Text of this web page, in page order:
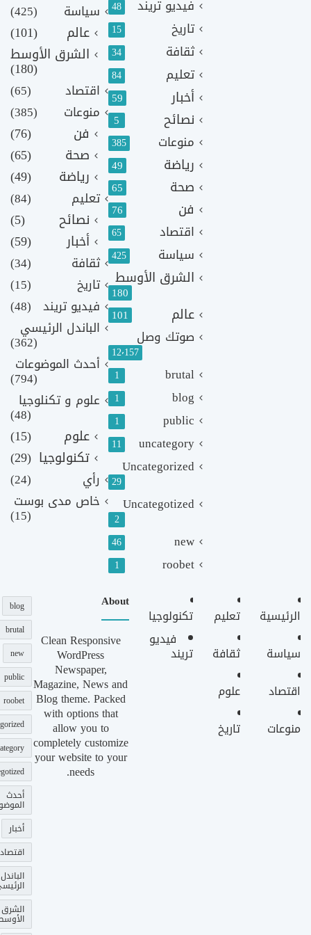
فيديو تريند 48
تاريخ 15
ثقافة 34
تعليم 84
أخبار 59
نصائح 5
منوعات 385
رياضة 49
صحة 65
فن 76
اقتصاد 65
سياسة 425
الشرق الأوسط
180
عالم 101
صوتك وصل
12٬157
brutal
1
blog
1
public
1
uncategory
11
Uncategorized
29
Uncategotized
2
new
46
roobet
1
سياسة
(425)
عالم
(101)
الشرق الأوسط
(180)
اقتصاد
(65)
منوعات
(385)
فن
(76)
صحة
(65)
رياضة
(49)
تعليم (84)
نصائح
(5)
أخبار
(59)
ثقافة
(34)
تاريخ
(15)
فيديو تريند (48)
الباندل الرئيسي
(362)
أحدث الموضوعات
(794)
علوم و تكنلوجيا
(48)
علوم
(15)
تكنولوجيا (29)
رأي
(24)
خاص مدى بوست
(15)
الرئيسية
سياسة
اقتصاد
منوعات
تعليم
ثقافة
علوم
تاريخ
تكنولوجيا
فيديو
تريند
About
Clean Responsive
WordPress
Newspaper,
Magazine, News and
Blog theme. Packed
with options that
allow you to
completely customize
your website to your
needs.
blog
brutal
new
public
roobet
أحدث
أخبار
اقتصاد
الباندل
الشرق